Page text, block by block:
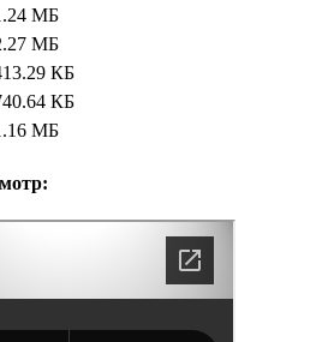
МБ
МБ
КБ
КБ
МБ